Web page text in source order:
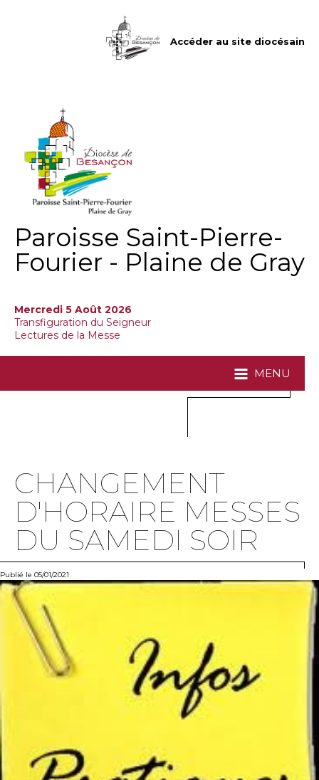
Accéder au site diocésain
Paroisse Saint-Pierre-
Fourier - Plaine de Gray
Mercredi 5 Août 2026
Transfiguration du Seigneur
Lectures de la Messe
MENU
CHANGEMENT
D'HORAIRE MESSES
DU SAMEDI SOIR
Publié le 05/01/2021